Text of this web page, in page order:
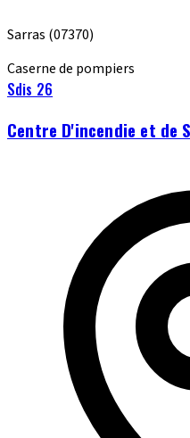
Sarras (07370)
Caserne de pompiers
Sdis 26
Centre D'incendie et de